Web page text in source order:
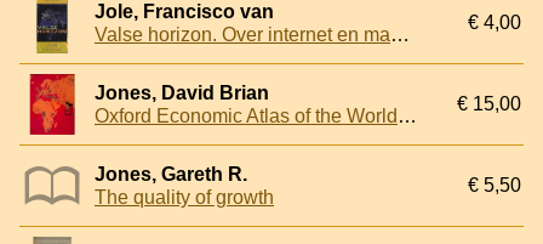
Jole, Francisco van
Valse horizon. Over internet en maatschappij
€ 4,00
Jones, David Brian
Oxford Economic Atlas of the World (4th edition)
€ 15,00
Jones, Gareth R.
The quality of growth
€ 5,50